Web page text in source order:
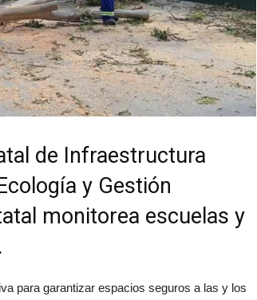
de Infraestructura
y Gestión
monitorea escuelas y
para garantizar espacios seguros a las y los